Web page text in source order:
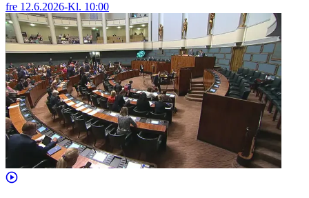
fre 12.6.2026-Kl. 10:00